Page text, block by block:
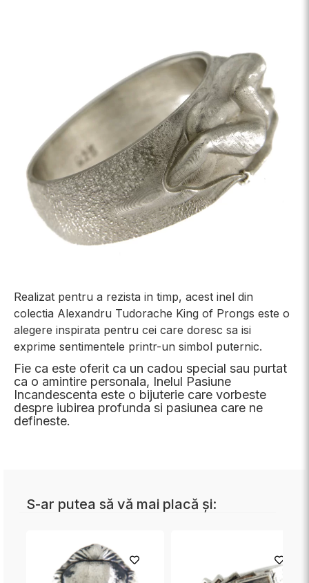
Realizat pentru a rezista in timp, acest inel din
colectia Alexandru Tudorache King of Prongs este o
alegere inspirata pentru cei care doresc sa isi
exprime sentimentele printr-un simbol puternic.
Fie ca este oferit ca un cadou special sau purtat
ca o amintire personala, Inelul Pasiune
Incandescenta este o bijuterie care vorbeste
despre iubirea profunda si pasiunea care ne
defineste.
S-ar putea să vă mai placă și: